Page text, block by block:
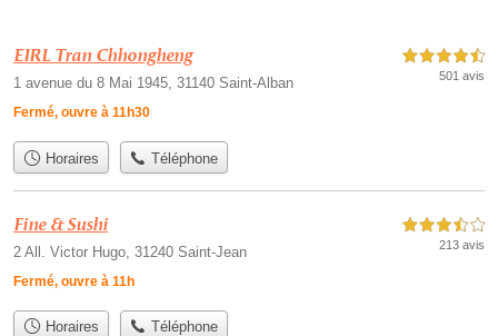
EIRL Tran Chhongheng
1 avenue du 8 Mai 1945, 31140 Saint-Alban
Fermé, ouvre à 11h30
4,5 étoiles sur 5
501 avis
Horaires Téléphone
Fine & Sushi
2 All. Victor Hugo, 31240 Saint-Jean
Fermé, ouvre à 11h
3,5 étoiles sur 5
213 avis
Horaires Téléphone